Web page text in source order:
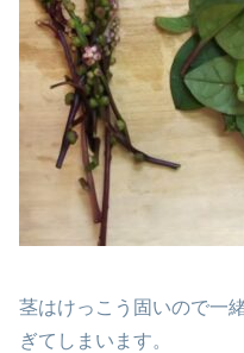
茎はけっこう固いので一
ぎてしまいます。